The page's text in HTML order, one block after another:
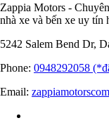
Zappia Motors -
nhà xe và bến xe uy tín
5242 Salem Bend Dr,
Phone: 0948292058
Email: